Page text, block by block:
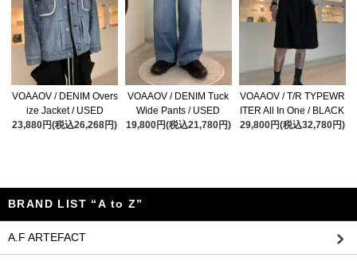
VOAAOV / DENIM Overs
ize Jacket / USED
23,880円(税込26,268円)
VOAAOV / DENIM Tuck
Wide Pants / USED
19,800円(税込21,780円)
VOAAOV / T/R TYPEWR
ITER All In One / BLACK
29,800円(税込32,780円)
BRAND LIST “A to Z”
A.F ARTEFACT